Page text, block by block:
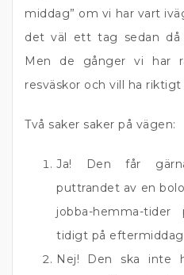
middag” om vi har vart
det väl ett tag sedan då
Men de gånger vi har
resväskor och vill ha
Två saker saker på vägen:
Ja! Den får
puttrandet av en
jobba-hemma-
tidigt på
Nej! Den ska inte